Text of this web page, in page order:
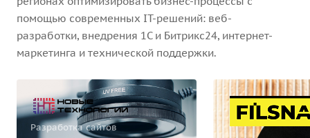
помощью современных IT-решений: веб-
разработки, внедрения 1С и Битрикс24, интернет-
маркетинга и технической поддержки.
Разработка сайтов